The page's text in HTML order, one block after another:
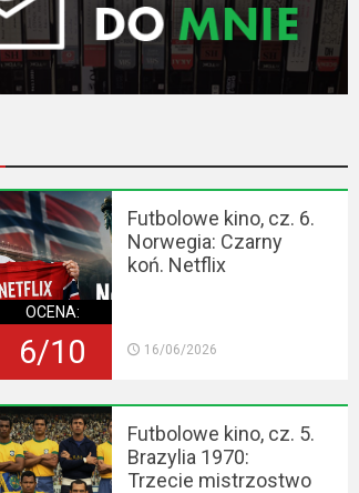
OCENA:
6/10
Futbolowe kino, cz. 6.
Norwegia: Czarny
koń. Netflix
16/06/2026
Futbolowe kino, cz. 5.
Brazylia 1970:
Trzecie mistrzostwo